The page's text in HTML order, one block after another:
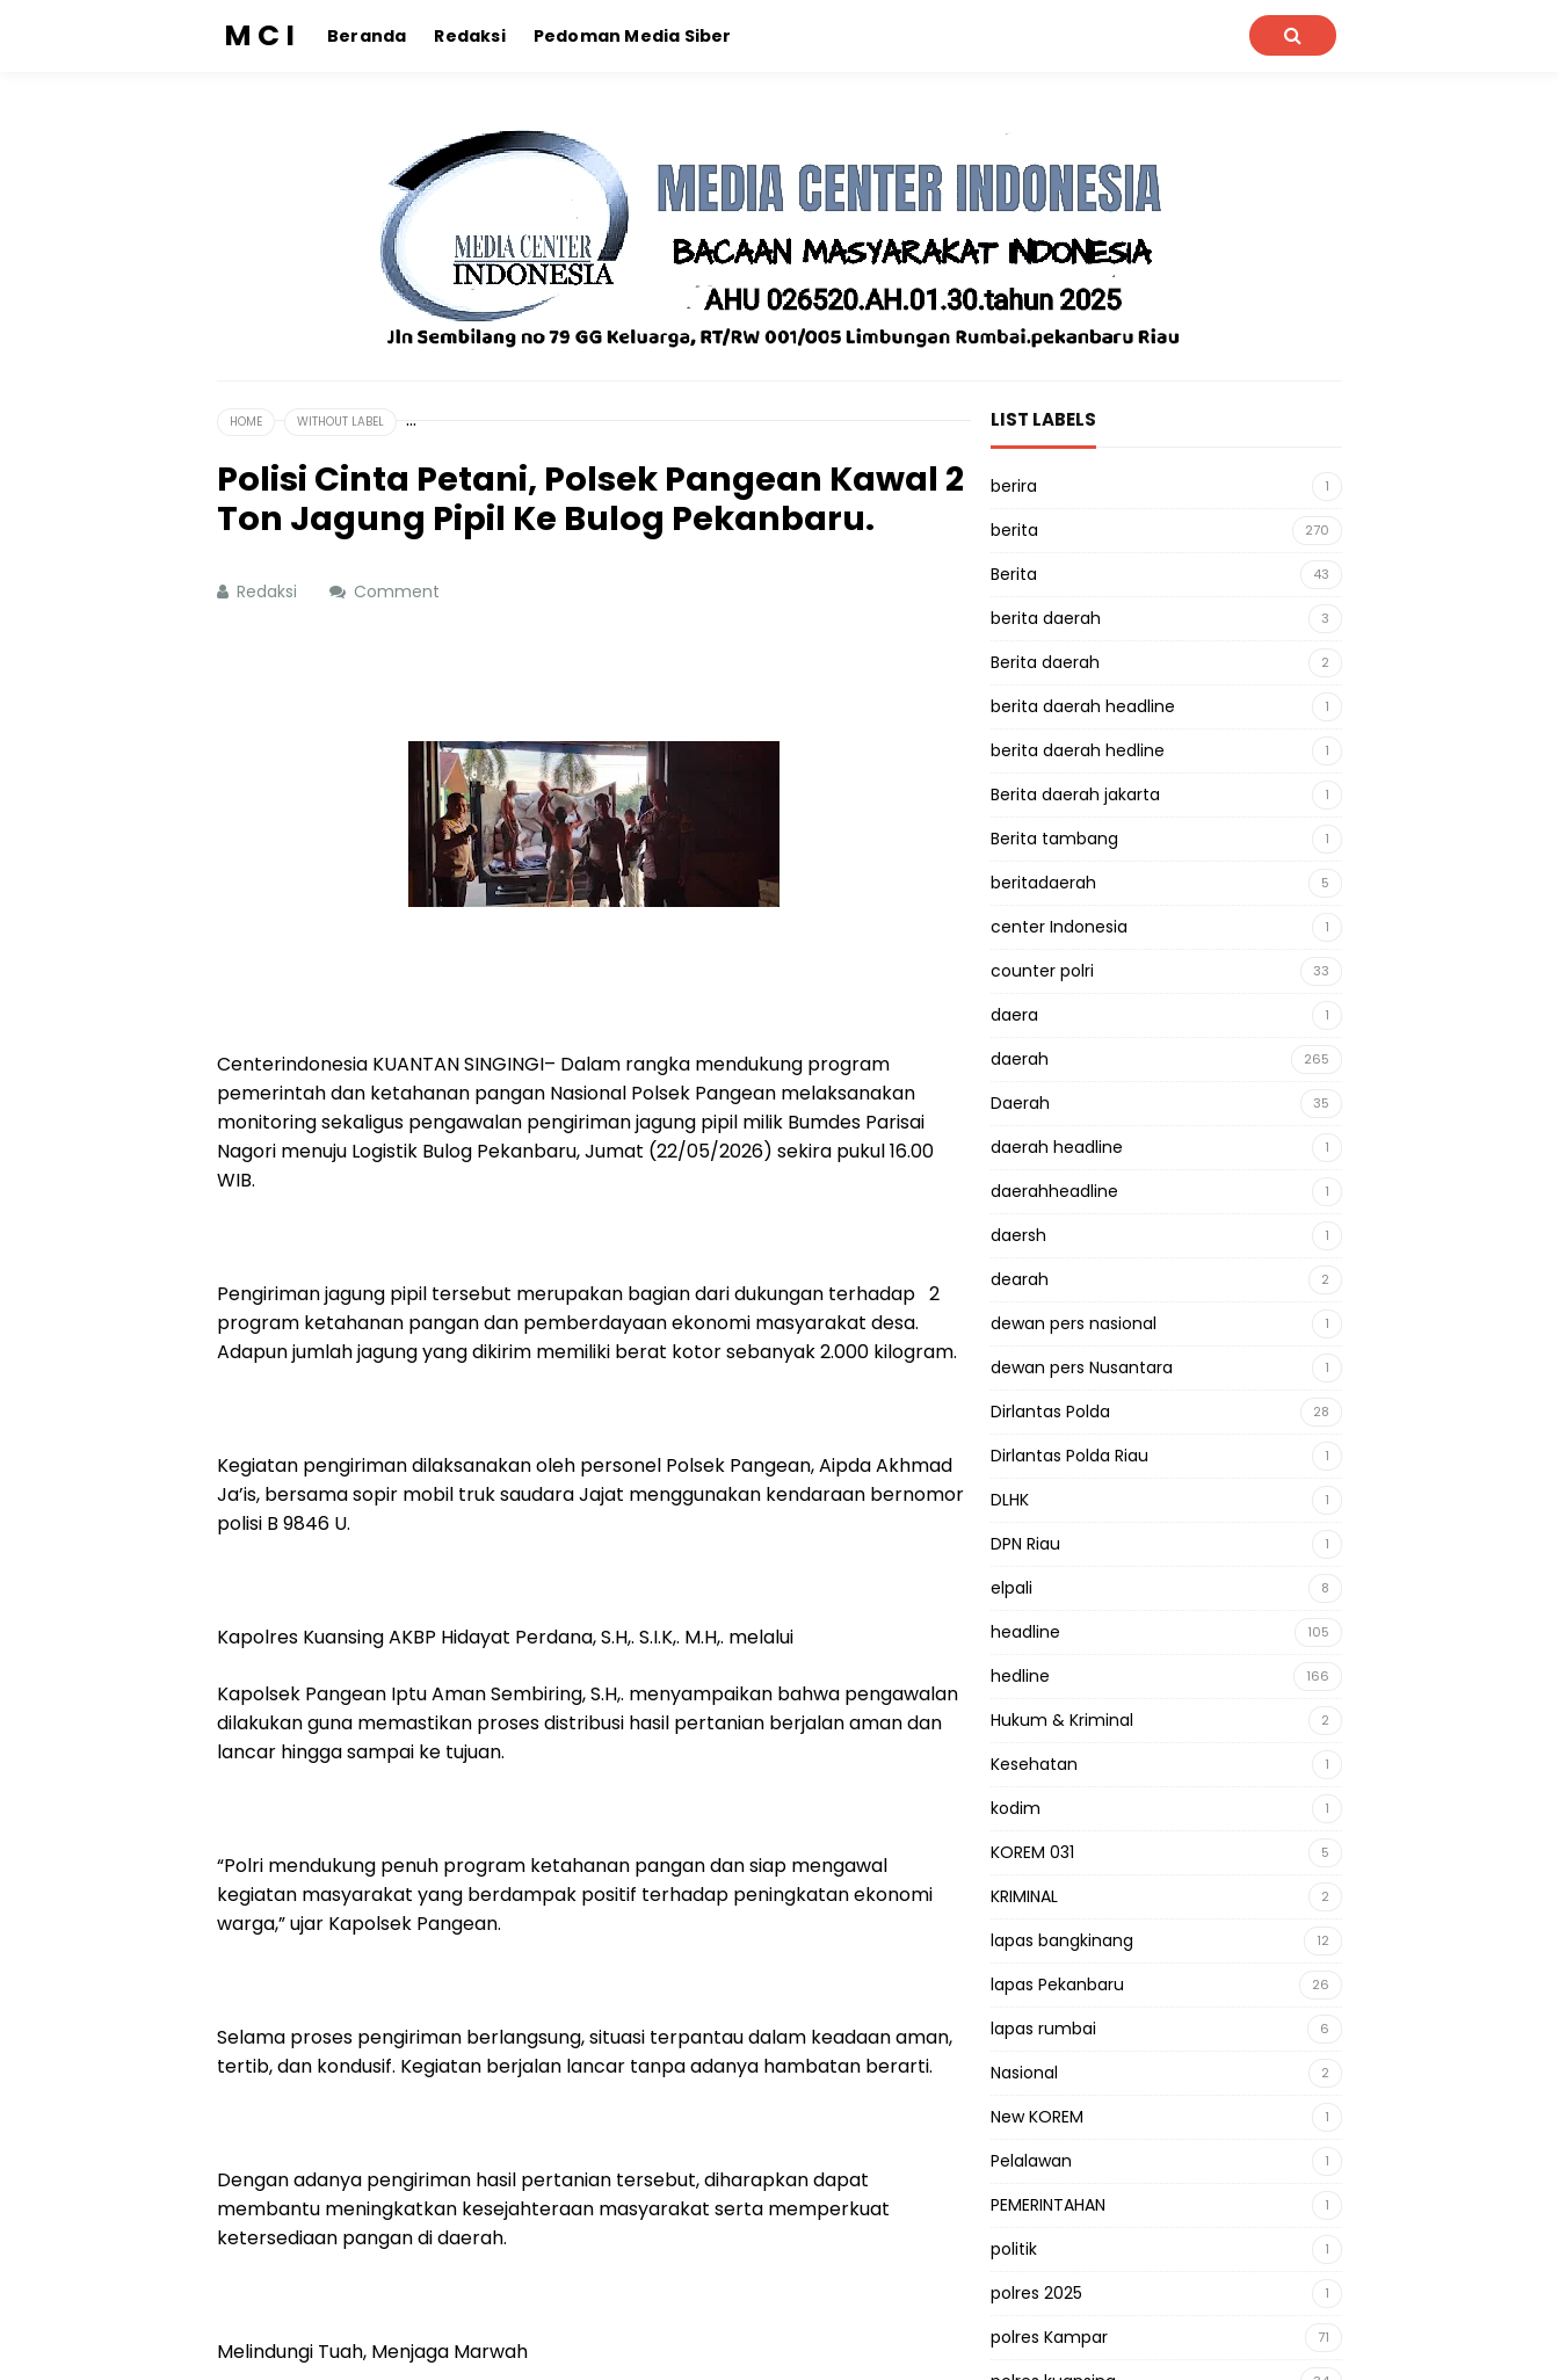
M C I Beranda Redaksi Pedoman Media Siber
HOME WITHOUT LABEL
Polisi Cinta Petani, Polsek Pangean Kawal 2
Ton Jagung Pipil Ke Bulog Pekanbaru.
Redaksi Comment
Centerindonesia KUANTAN SINGINGI– Dalam rangka mendukung program
pemerintah dan ketahanan pangan Nasional Polsek Pangean melaksanakan
monitoring sekaligus pengawalan pengiriman jagung pipil milik Bumdes Parisai
Nagori menuju Logistik Bulog Pekanbaru, Jumat (22/05/2026) sekira pukul 16.00
WIB.
Pengiriman jagung pipil tersebut merupakan bagian dari dukungan terhadap 2
program ketahanan pangan dan pemberdayaan ekonomi masyarakat desa.
Adapun jumlah jagung yang dikirim memiliki berat kotor sebanyak 2.000 kilogram.
Kegiatan pengiriman dilaksanakan oleh personel Polsek Pangean, Aipda Akhmad
Ja’is, bersama sopir mobil truk saudara Jajat menggunakan kendaraan bernomor
polisi B 9846 U.
Kapolres Kuansing AKBP Hidayat Perdana, S.H,. S.I.K,. M.H,. melalui
Kapolsek Pangean Iptu Aman Sembiring, S.H,. menyampaikan bahwa pengawalan
dilakukan guna memastikan proses distribusi hasil pertanian berjalan aman dan
lancar hingga sampai ke tujuan.
“Polri mendukung penuh program ketahanan pangan dan siap mengawal
kegiatan masyarakat yang berdampak positif terhadap peningkatan ekonomi
warga,” ujar Kapolsek Pangean.
Selama proses pengiriman berlangsung, situasi terpantau dalam keadaan aman,
tertib, dan kondusif. Kegiatan berjalan lancar tanpa adanya hambatan berarti.
Dengan adanya pengiriman hasil pertanian tersebut, diharapkan dapat
membantu meningkatkan kesejahteraan masyarakat serta memperkuat
ketersediaan pangan di daerah.
Melindungi Tuah, Menjaga Marwah
LIST LABELS
berira 1
berita 270
Berita 43
berita daerah 3
Berita daerah 2
berita daerah headline 1
berita daerah hedline 1
Berita daerah jakarta 1
Berita tambang 1
beritadaerah 5
center Indonesia 1
counter polri 33
daera 1
daerah 265
Daerah 35
daerah headline 1
daerahheadline 1
daersh 1
dearah 2
dewan pers nasional 1
dewan pers Nusantara 1
Dirlantas Polda 28
Dirlantas Polda Riau 1
DLHK 1
DPN Riau 1
elpali 8
headline 105
hedline 166
Hukum & Kriminal 2
Kesehatan 1
kodim 1
KOREM 031 5
KRIMINAL 2
lapas bangkinang 12
lapas Pekanbaru 26
lapas rumbai 6
Nasional 2
New KOREM 1
Pelalawan 1
PEMERINTAHAN 1
politik 1
polres 2025 1
polres Kampar 71